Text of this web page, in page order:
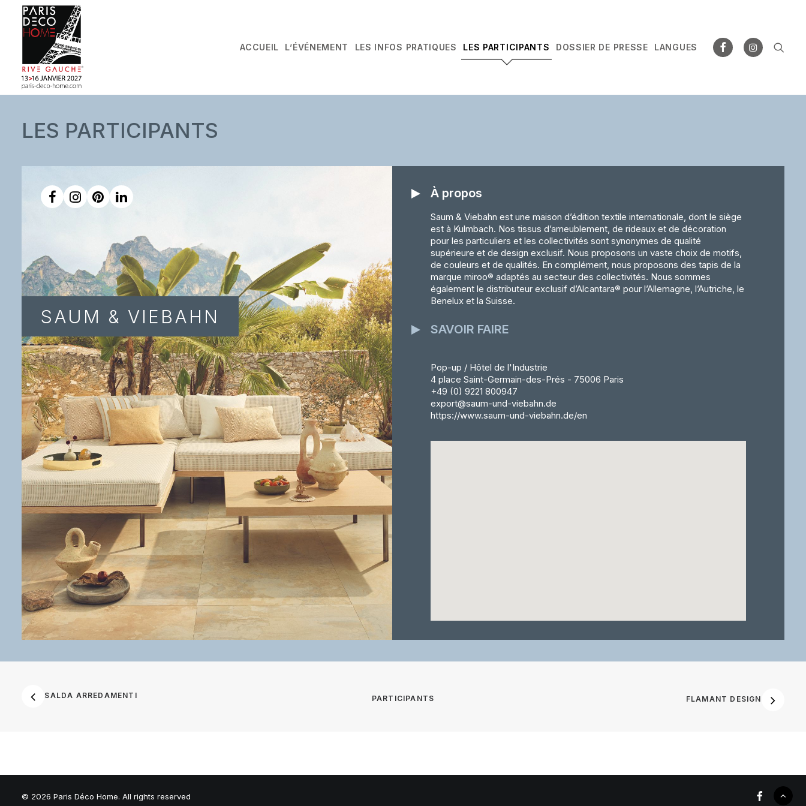
ACCUEIL L’ÉVÉNEMENT LES INFOS PRATIQUES LES PARTICIPANTS DOSSIER DE PRESSE LANGUES
LES PARTICIPANTS
SAUM & VIEBAHN
À propos
Saum & Viebahn est une maison d’édition textile internationale, dont le siège
est à Kulmbach. Nos tissus d’ameublement, de rideaux et de décoration
pour les particuliers et les collectivités sont synonymes de qualité
supérieure et de design exclusif. Nous proposons un vaste choix de motifs,
de couleurs et de qualités. En complément, nous proposons des tapis de la
marque miroo® adaptés au secteur des collectivités. Nous sommes
également le distributeur exclusif d’Alcantara® pour l’Allemagne, l’Autriche, le
Benelux et la Suisse.
SAVOIR FAIRE
Pop-up / Hôtel de l'Industrie
4 place Saint-Germain-des-Prés - 75006 Paris
+49 (0) 9221 800947
export@saum-und-viebahn.de
https://www.saum-und-viebahn.de/en
SALDA ARREDAMENTI PARTICIPANTS FLAMANT DESIGN
© 2026 Paris Déco Home. All rights reserved